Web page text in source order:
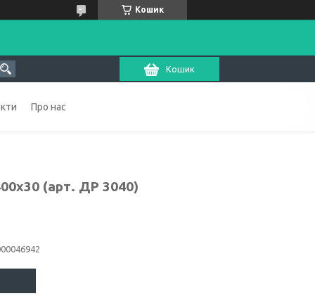
Кошик
Кошик
Про нас
(арт. ДР 3040)